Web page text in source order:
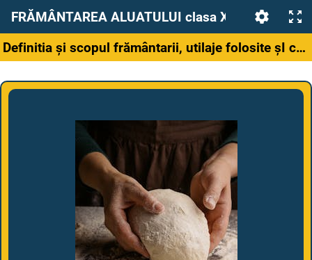
FRĂMÂNTAREA ALUATULUI clasa XI
Definitia și scopul frământarii, utilaje folosite șI controlul frământării